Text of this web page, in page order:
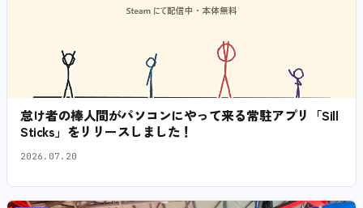
怠け者の棒人間がパソコンにやって来る常駐アプリ「Sill
Sticks」をリリースしました！
2026.07.20